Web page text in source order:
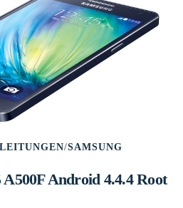
/SAMSUNG
Android 4.4.4 Root